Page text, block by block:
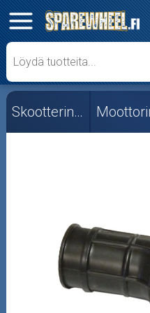
✕
Mopon osat
Skootterin osat
Crossipyörän osat
Mopoauton osat
Mönkijän osat
Skootterin osat